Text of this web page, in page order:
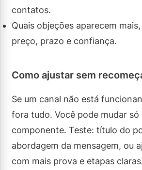
contatos.
Quais objeções aparecem
preço, prazo e confiança.
Como ajustar sem
Se um canal não está
fora tudo. Você pode mudar só
componente. Teste: título do
abordagem da mensagem, ou
com mais prova e etapas